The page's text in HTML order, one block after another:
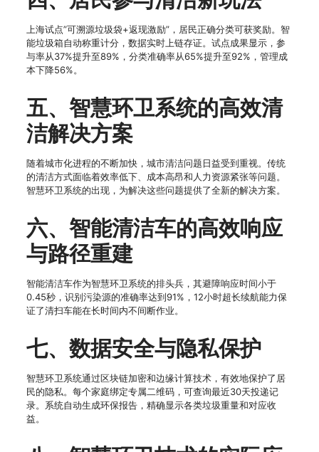
上海试点”可溯源垃圾袋+返现激励”，居民正确分类可获奖励。智
能垃圾箱自动称重计分，数据实时上链存证。试点成果显示，参
与率从37%提升至89%，分类准确率从65%提升至92%，管理成
本下降56%。
五、智慧环卫系统的高效清
洁解决方案
随着城市化进程的不断加快，城市清洁问题日益受到重视。传统
的清洁方式面临着效率低下、成本高昂和人力资源紧张等问题。
智慧环卫系统的出现，为解决这些问题提供了全新的解决方案。
六、智能清洁车的高效响应
与路径重建
智能清洁车作为智慧环卫系统的排头兵，其避障响应时间小于
0.45秒，识别污染源的准确率达到91%，12小时超长续航能力保
证了清扫车能在长时间内不间断作业。
七、数据安全与隐私保护
智慧环卫系统通过区块链加密和边缘计算技术，有效地保护了居
民的隐私。每个家庭绑定专属二维码，可查询最近30天投递记
录。系统自动生成环保报告，精确显示各类垃圾重量和对应收
益。